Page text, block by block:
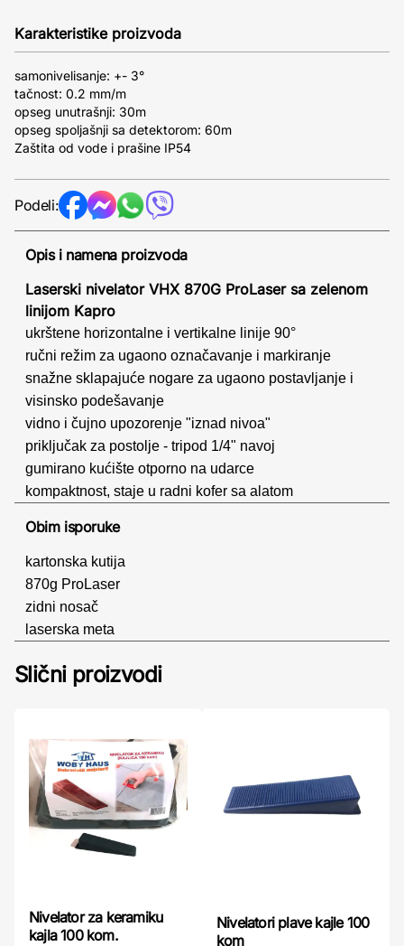
Karakteristike proizvoda
samonivelisanje: +- 3°
tačnost: 0.2 mm/m
opseg unutrašnji: 30m
opseg spoljašnji sa detektorom: 60m
Zaštita od vode i prašine IP54
Podeli:
Opis i namena proizvoda
Laserski nivelator VHX 870G ProLaser sa zelenom
linijom Kapro
ukrštene horizontalne i vertikalne linije 90°
ručni režim za ugaono označavanje i markiranje
snažne sklapajuće nogare za ugaono postavljanje i
visinsko podešavanje
vidno i čujno upozorenje "iznad nivoa"
priključak za postolje - tripod 1/4" navoj
gumirano kućište otporno na udarce
kompaktnost, staje u radni kofer sa alatom
Obim isporuke
kartonska kutija
870g ProLaser
zidni nosač
laserska meta
Slični proizvodi
Nivelator za keramiku
kajla 100 kom.
Nivelatori plave kajle 100
kom